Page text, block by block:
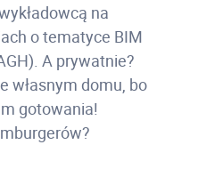
na
o tematyce BIM
A prywatnie?
własnym domu, bo
gotowania!